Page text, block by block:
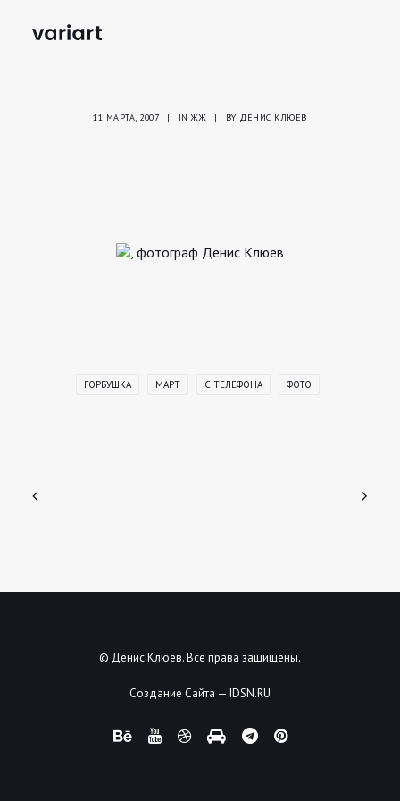
11 МАРТА, 2007 | INЖЖ | BY ДЕНИС КЛЮЕВ
ГОРБУШКА МАРТ С ТЕЛЕФОНА ФОТО
© Денис Клюев. Все права защищены.
Создание Сайта — IDSN.RU